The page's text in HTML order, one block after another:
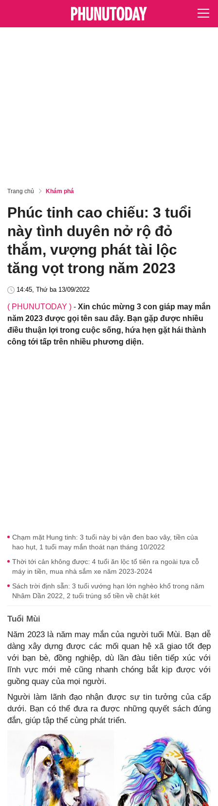
Trang chủ Khám phá
Phúc tinh cao chiếu: 3 tuổi
này tình duyên nở rộ đỏ
thắm, vượng phát tài lộc
tăng vọt trong năm 2023
14:45, Thứ ba 13/09/2022
( PHUNUTODAY ) - Xin chúc mừng 3 con giáp may mắn
năm 2023 được gọi tên sau đây. Bạn gặp được nhiều
điều thuận lợi trong cuộc sống, hứa hẹn gặt hái thành
công tới tấp trên nhiều phương diện.
Chạm mặt Hung tinh: 3 tuổi này bị vận đen bao vây, tiền của
hao hụt, 1 tuổi may mắn thoát nạn tháng 10/2022
Thời tới cản không được: 4 tuổi ăn lộc tổ tiên ra ngoài tựa cỗ
máy in tiền, mua nhà sắm xe năm 2023-2024
Sách trời định sẵn: 3 tuổi vướng hạn lớn nghèo khổ trong năm
Nhâm Dần 2022, 2 tuổi trúng số tiền về chật két
Tuổi Mùi
Năm 2023 là năm may mắn của người tuổi Mùi. Bạn dễ
dàng xây dựng được các mối quan hệ xã giao tốt đẹp
với bạn bè, đồng nghiệp, dù lần đàu tiên tiếp xúc với
lĩnh vực mới mẻ cũng nhanh chóng bắt kịp được với
guồng quay của mọi người.
Người làm lãnh đạo nhận được sự tin tưởng của cấp
dưới. Bạn có thể đưa ra được những quyết sách đúng
đắn, giúp tập thể cùng phát triển.